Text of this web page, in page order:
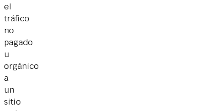
el
tráfico
no
pagado
u
orgánico
a
un
sitio